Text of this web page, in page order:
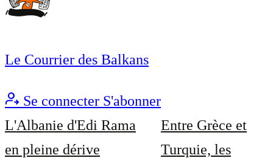
Le Courrier des Balkans
Se connecter S'abonner
L'Albanie d'Edi Rama
en pleine dérive
Entre Grèce et
Turquie, les